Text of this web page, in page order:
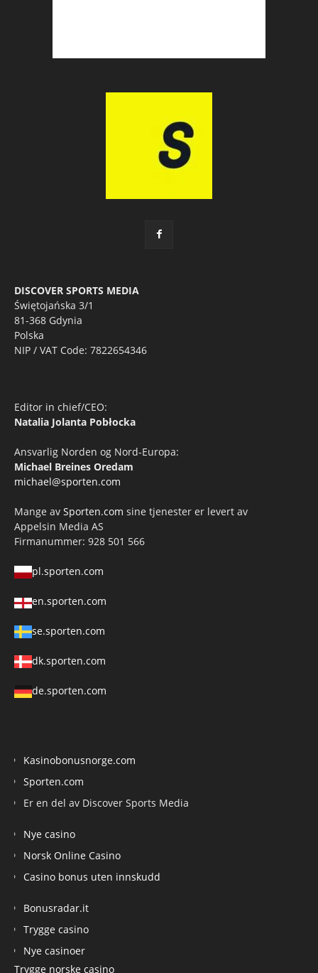
DISCOVER SPORTS MEDIA
Świętojańska 3/1
81-368 Gdynia
Polska
NIP / VAT Code: 7822654346
Editor in chief/CEO:
Natalia Jolanta Pobłocka
Ansvarlig Norden og Nord-Europa:
Michael Breines Oredam
michael@sporten.com
Mange av Sporten.com sine tjenester er levert av
Appelsin Media AS
Firmanummer: 928 501 566
pl.sporten.com
en.sporten.com
se.sporten.com
dk.sporten.com
de.sporten.com
Kasinobonusnorge.com
Sporten.com
Er en del av Discover Sports Media
Nye casino
Norsk Online Casino
Casino bonus uten innskudd
Bonusradar.it
Trygge casino
Nye casinoer
Trygge norske casino